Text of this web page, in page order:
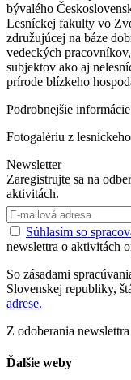
bývalého
Lesníckej fakulty vo
združujúcej na báze
vedeckých
subjektov ako aj
prírode blízkeho
Podrobnejšie
Fotogalériu z
Newsletter
Zaregistrujte sa na
aktivitách.
Súhlasím so
newslettra o aktivitách
So zásadami
Slovenskej republiky,
adrese.
Z odoberania
Ďalšie weby